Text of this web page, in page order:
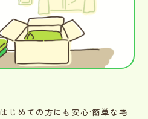
じめての方にも安心·簡単な宅